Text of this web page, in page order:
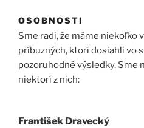
OSOBNOSTI
Sme radi, že máme niekoľko
príbuzných, ktorí dosiahli vo
pozoruhodné výsledky. Sme
niektorí z nich:
František Dravecký